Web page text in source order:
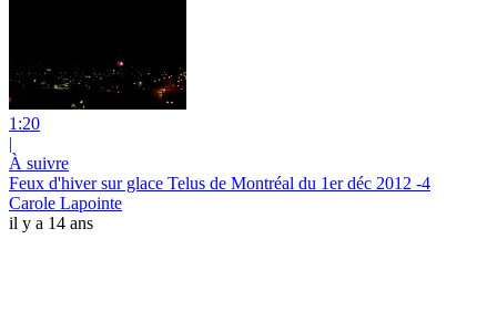
1:20
|
À suivre
Feux d'hiver sur glace Telus de Montréal du 1er déc 2012 -4
Carole Lapointe
il y a 14 ans